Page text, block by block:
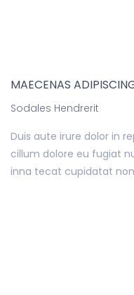
MAECENAS
Sodales Hendrerit
Duis aute irure dolor in
cillum dolore eu fugiat
inna tecat cupidatat